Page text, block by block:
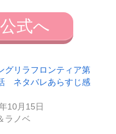
式へ
グリラフロンティア第
ネタバレあらすじ感
10月15日
ラノベ